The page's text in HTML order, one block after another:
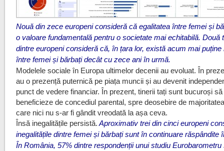
Nouă din zece europeni consideră că egalitatea între femei și
o valoare fundamentală pentru o societate mai echitabilă. Două
dintre europeni consideră că, în țara lor, există acum mai puține
între femei și bărbați decât cu zece ani în urmă.
Modelele sociale în Europa ultimelor decenii au evoluat. În
au o prezență puternică pe piața muncii și au devenit
punct de vedere financiar. În prezent, tinerii tați sunt bucuroși să
beneficieze de concediul parental, spre deosebire de
care nici nu s-ar fi gândit vreodată la așa ceva.
Însă inegalitățile persistă. Aproximativ trei din cinci europeni
inegalitățile dintre femei și bărbați sunt în continuare răspândite
În România, 57% dintre respondenții unui studiu Eurobarometru